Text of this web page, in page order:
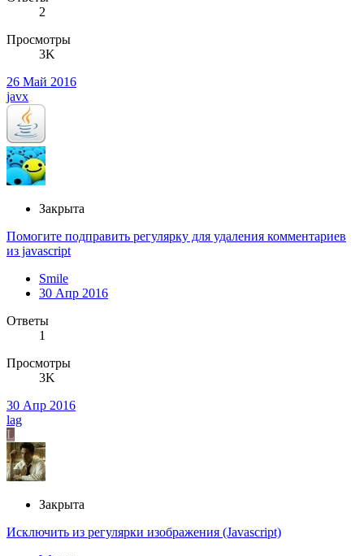
2
Просмотры
3K
26 Май 2016
javx
Закрыта
Помогите подправить регулярку для удаления комментариев
из javascript
Smile
30 Апр 2016
Ответы
1
Просмотры
3K
30 Апр 2016
lag
L
Закрыта
Исключить из регулярки изображения (Javascript)